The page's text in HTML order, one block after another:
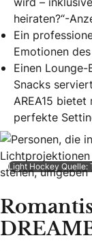
heiraten?“-
Ein
Emotionen
Einen
Snacks
AREA15
perfekte
Light Hockey Quelle: